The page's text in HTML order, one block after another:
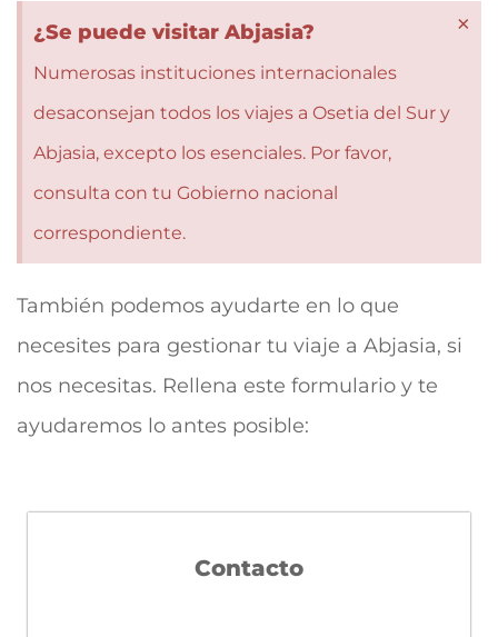
¿Se puede visitar Abjasia?
Numerosas instituciones internacionales
desaconsejan todos los viajes a Osetia del Sur y
Abjasia, excepto los esenciales. Por favor,
consulta con tu Gobierno nacional
correspondiente.
×
También podemos ayudarte en lo que
necesites para gestionar tu viaje a Abjasia, si
nos necesitas. Rellena este formulario y te
ayudaremos lo antes posible:
Contacto